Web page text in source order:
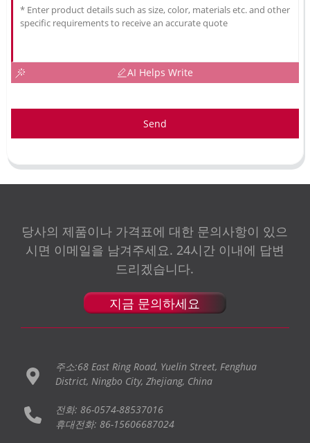
AI Helps Write
Send
당사의 제품이나 가격표에 대한 문의사항이 있으
시면 이메일을 남겨주세요. 24시간 이내에 답변
드리겠습니다.
지금 문의하세요
주소:68 East Ring Road, Yuelin Street, Fenghua
District, Ningbo City, Zhejiang, China
전화: 86-0574-88537016
휴대전화: 86-15606687024